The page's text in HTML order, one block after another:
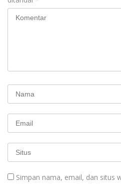
Simpan nama, email, dan situs